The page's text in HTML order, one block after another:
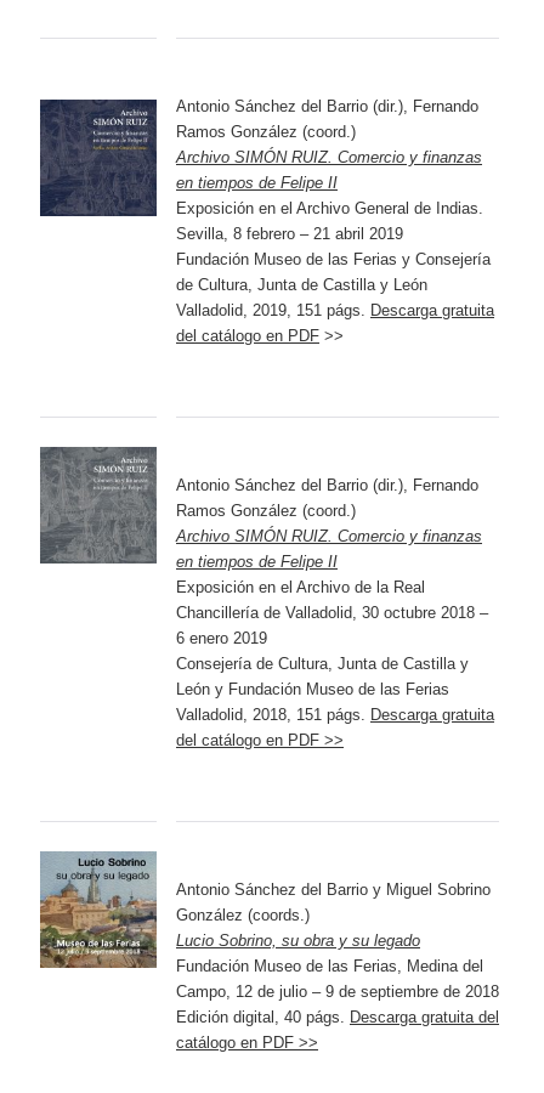
Antonio Sánchez del Barrio (dir.), Fernando
Ramos González (coord.)
Archivo SIMÓN RUIZ. Comercio y finanzas
en tiempos de Felipe II
Exposición en el Archivo General de Indias.
Sevilla, 8 febrero – 21 abril 2019
Fundación Museo de las Ferias y Consejería
de Cultura, Junta de Castilla y León
Valladolid, 2019, 151 págs. Descarga gratuita
del catálogo en PDF >>
Antonio Sánchez del Barrio (dir.), Fernando
Ramos González (coord.)
Archivo SIMÓN RUIZ. Comercio y finanzas
en tiempos de Felipe II
Exposición en el Archivo de la Real
Chancillería de Valladolid, 30 octubre 2018 –
6 enero 2019
Consejería de Cultura, Junta de Castilla y
León y Fundación Museo de las Ferias
Valladolid, 2018, 151 págs. Descarga gratuita
del catálogo en PDF >>
Antonio Sánchez del Barrio y Miguel Sobrino
González (coords.)
Lucio Sobrino, su obra y su legado
Fundación Museo de las Ferias, Medina del
Campo, 12 de julio – 9 de septiembre de 2018
Edición digital, 40 págs. Descarga gratuita del
catálogo en PDF >>